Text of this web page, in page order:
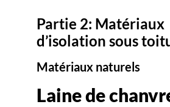
Partie 2: Matériaux
d’isolation sous
Matériaux naturels
Laine de